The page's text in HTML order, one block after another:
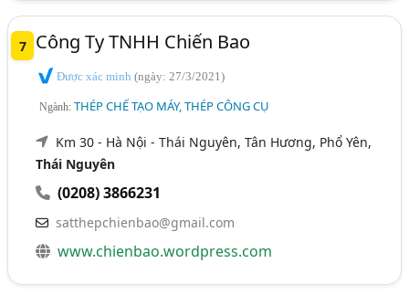
7 Công Ty TNHH Chiến Bao
Được xác minh(ngày: 27/3/2021)
Ngành:THÉP CHẾ TẠO MÁY, THÉP CÔNG CỤ
Km 30 - Hà Nội - Thái Nguyên, Tân Hương, Phổ Yên,
Thái Nguyên
(0208) 3866231
satthepchienbao@gmail.com
www.chienbao.wordpress.com